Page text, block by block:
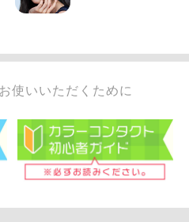
使いいただくために